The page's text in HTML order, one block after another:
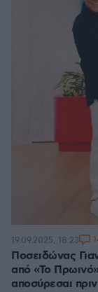
Ποσειδώνας
από «Το
αποσύρεσαι
19.09.2025, 18:23